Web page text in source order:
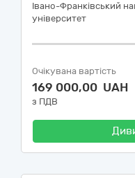
Івано-Франківський
університет
Очікувана вартість
169 000,00 UAH
з ПДВ